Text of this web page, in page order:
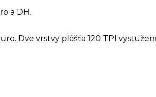
a DH.
Dve vrstvy plášťa 120 TPI